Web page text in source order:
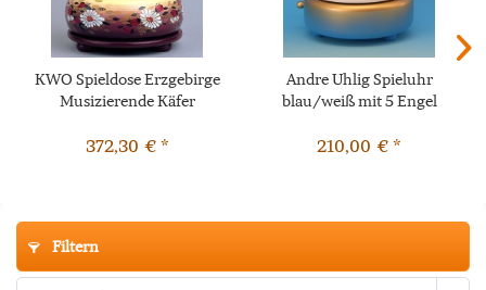
KWO Spieldose Erzgebirge
Musizierende Käfer
372,30 € *
Andre Uhlig Spieluhr
blau/weiß mit 5 Engel
210,00 € *
Filtern